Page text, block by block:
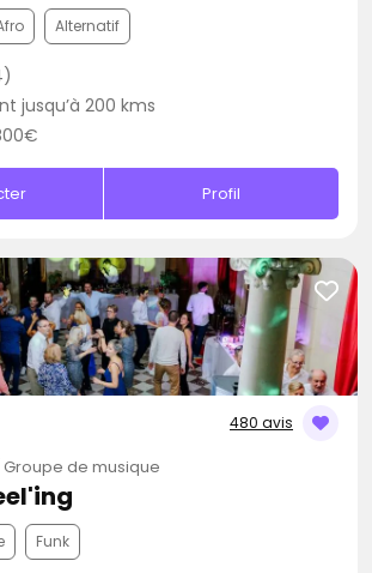
Alternatif
jusqu’à 200 kms
Profil
480 avis
de musique
Funk